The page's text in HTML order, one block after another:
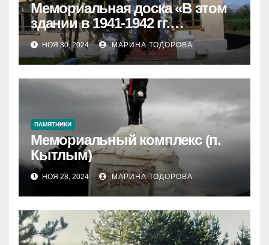
Мемориальная доска «В этом
здании в 1941-1942 гг.
находился эвакуационный
госпиталь»
НОЯ 30, 2024 МАРИНА ТОДОРОВА
ПАМЯТНИКИ
Мемориальный комплекс (п.
Кытлым)
НОЯ 28, 2024 МАРИНА ТОДОРОВА